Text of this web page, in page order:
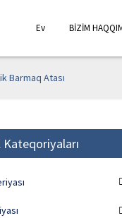
Ev BİZİM
Barmaq Atası
Kateqoriyaları